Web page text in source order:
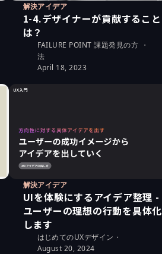
解決アイデア
1-4.デザイナーが貢献すること
は？
FAILURE POINT 課題発見の方
法
・
April 18, 2023
解決アイデア
UIを体験にするアイデア整理 -
ユーザーの理想の行動を具体化
します
はじめてのUXデザイン ・
August 20, 2024